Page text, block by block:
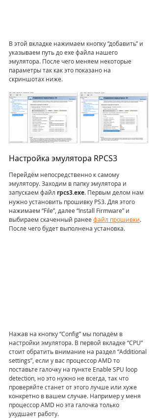
В этой вкладке нажимаем кнопку “добавить” и
указываем путь до exe файла нашего
эмулятора. После чего меняем некоторые
параметры так как это показано на
скриншотах ниже.
Настройка эмулятора RPCS3
Перейдём непосредственно к самому
эмулятору. Заходим в папку эмулятора и
запускаем файл rpcs3.exe. Первым делом нам
нужно установить прошивку PS3. Для этого
нажимаем “File”, далее “Install Firmware” и
выбираем скаченный ранее файл прошивки.
После чего будет выполнена установка.
Нажав на кнопку “Config” мы попадём в
настройки эмулятора. В первой вкладке “CPU”
стоит обратить внимание на раздел “Additional
settings”, если у вас процессор AMD то
поставьте галочку на пункте Enable SPU loop
detection, но это нужно не всегда, так что
проверяйте станет от этого лучше или хуже
конкретно в вашем случае. Например у меня
процессор AMD но эта галочка только
ухудшает работу.